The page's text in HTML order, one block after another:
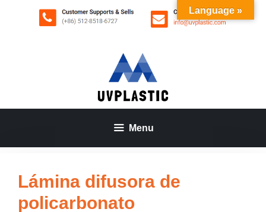
Menu
Lámina difusora de
policarbonato
Language »